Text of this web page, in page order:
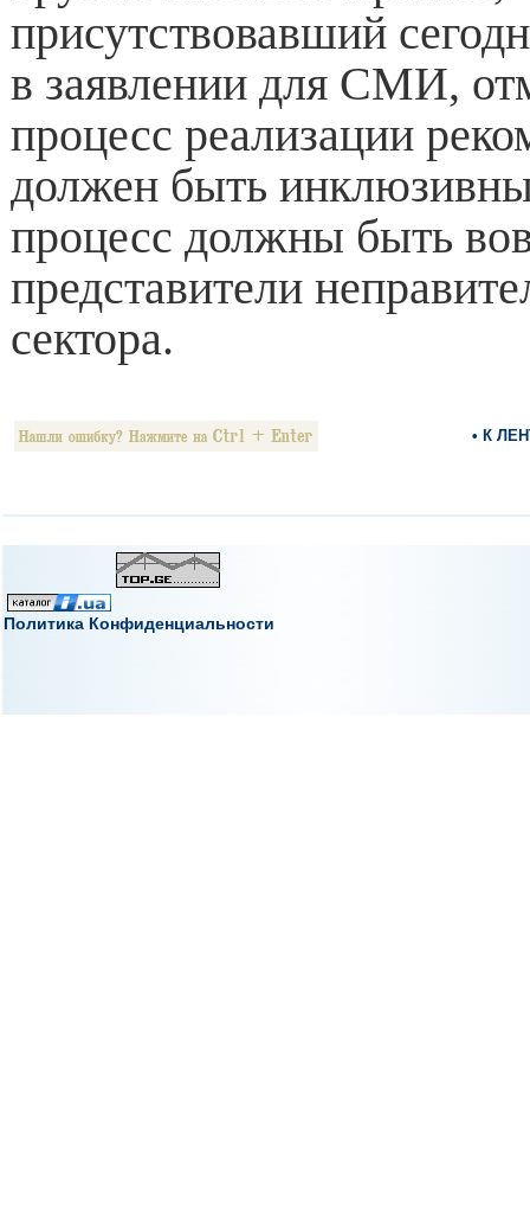
присутствовавший
в заявлении для СМИ,
процесс реализации
должен быть
процесс должны быть
представители
сектора.
• К
Политика Конфиденциальности